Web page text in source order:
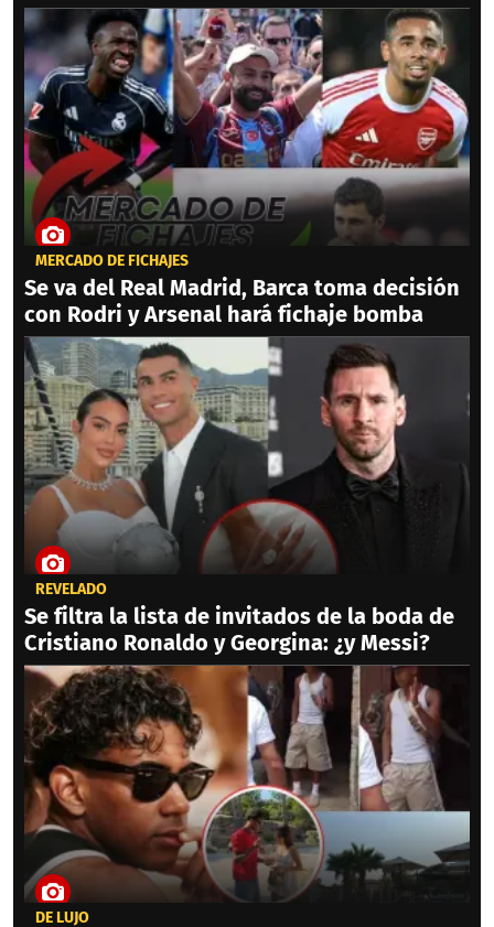
MERCADO DE FICHAJES
Se va del Real Madrid, Barca toma decisión
con Rodri y Arsenal hará fichaje bomba
REVELADO
Se filtra la lista de invitados de la boda de
Cristiano Ronaldo y Georgina: ¿y Messi?
DE LUJO